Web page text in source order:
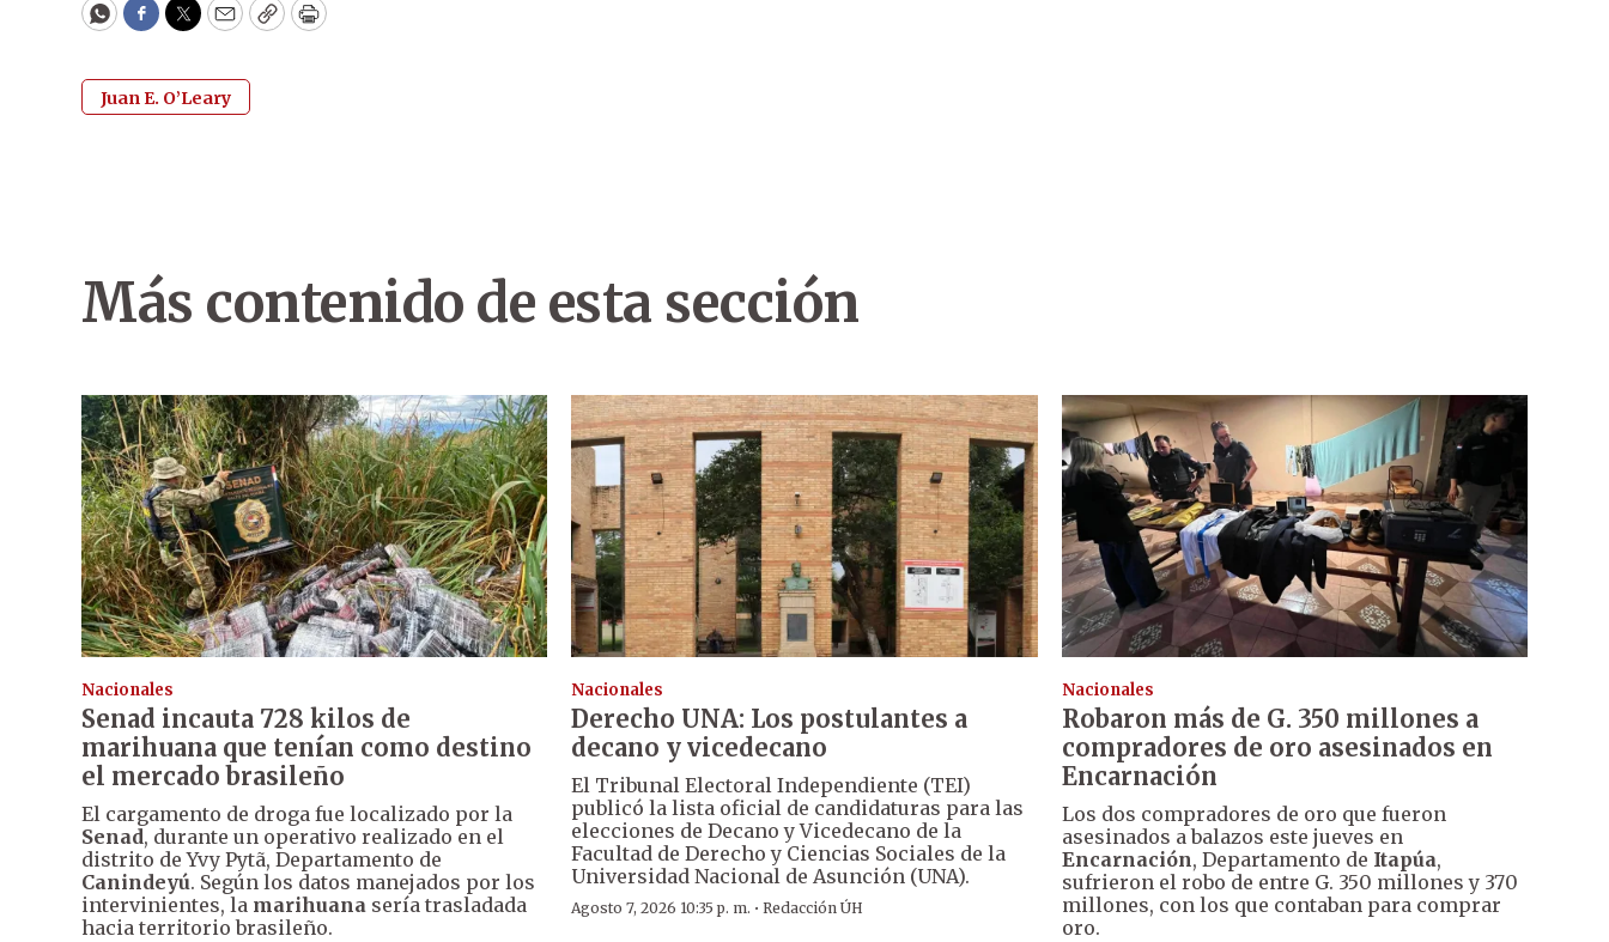
WhatsApp
Facebook
Twitter
EmailCopyPrint
Juan E. O’Leary
Más contenido de esta sección
Nacionales
Senad incauta 728 kilos de
marihuana que tenían como destino
el mercado brasileño
El cargamento de droga fue localizado por la
Senad, durante un operativo realizado en el
distrito de Yvy Pytã, Departamento de
Canindeyú. Según los datos manejados por los
intervinientes, la marihuana sería trasladada
hacia territorio brasileño.
Nacionales
Derecho UNA: Los postulantes a
decano y vicedecano
El Tribunal Electoral Independiente (TEI)
publicó la lista oficial de candidaturas para las
elecciones de Decano y Vicedecano de la
Facultad de Derecho y Ciencias Sociales de la
Universidad Nacional de Asunción (UNA).
Agosto 7, 2026 10:35 p. m. ·Redacción ÚH
Nacionales
Robaron más de G. 350 millones a
compradores de oro asesinados en
Encarnación
Los dos compradores de oro que fueron
asesinados a balazos este jueves en
Encarnación, Departamento de Itapúa,
sufrieron el robo de entre G. 350 millones y 370
millones, con los que contaban para comprar
oro.